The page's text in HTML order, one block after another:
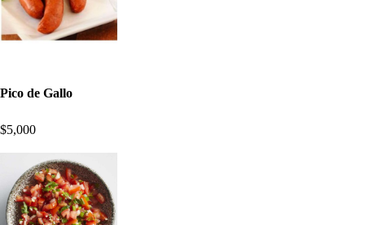
Pico de Gallo
$5,000